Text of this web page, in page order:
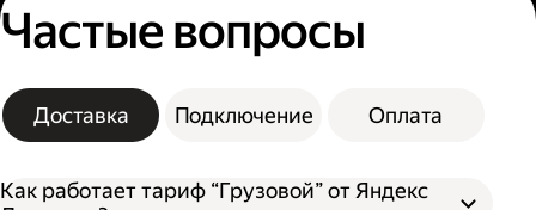
Частые вопросы
Доставка Подключение Оплата
Как работает тариф “Грузовой” от Яндекс